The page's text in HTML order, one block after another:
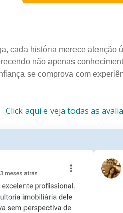
cada história merece atenção
não apenas
se comprova com
Click aqui e veja todas as